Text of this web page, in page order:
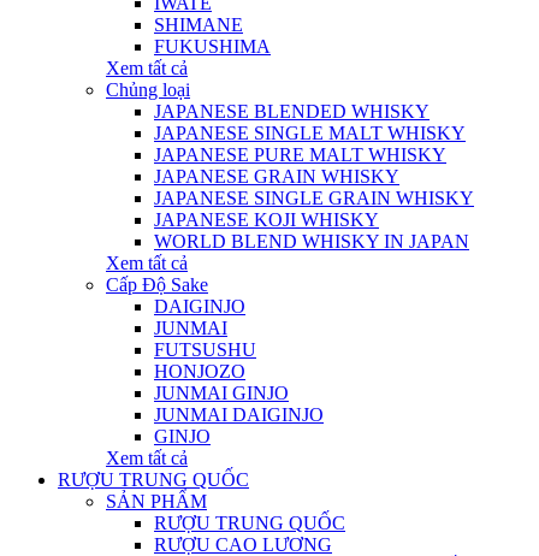
SHIMANE
FUKUSHIMA
Xem tất cả
Chủng loại
JAPANESE BLENDED WHISKY
JAPANESE SINGLE MALT WHISKY
JAPANESE PURE MALT WHISKY
JAPANESE GRAIN WHISKY
JAPANESE SINGLE GRAIN WHISKY
JAPANESE KOJI WHISKY
WORLD BLEND WHISKY IN JAPAN
Xem tất cả
Cấp Độ Sake
DAIGINJO
JUNMAI
FUTSUSHU
HONJOZO
JUNMAI GINJO
JUNMAI DAIGINJO
GINJO
Xem tất cả
RƯỢU TRUNG QUỐC
SẢN PHẨM
RƯỢU TRUNG QUỐC
RƯỢU CAO LƯƠNG